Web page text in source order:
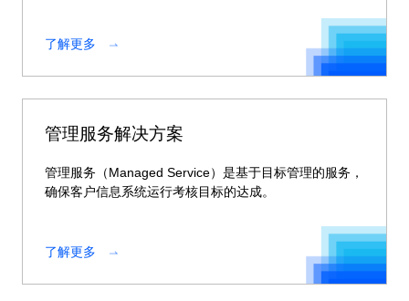
了解更多
管理服务解决方案
管理服务（Managed Service）是基于目标管理的服务，
确保客户信息系统运行考核目标的达成。
了解更多